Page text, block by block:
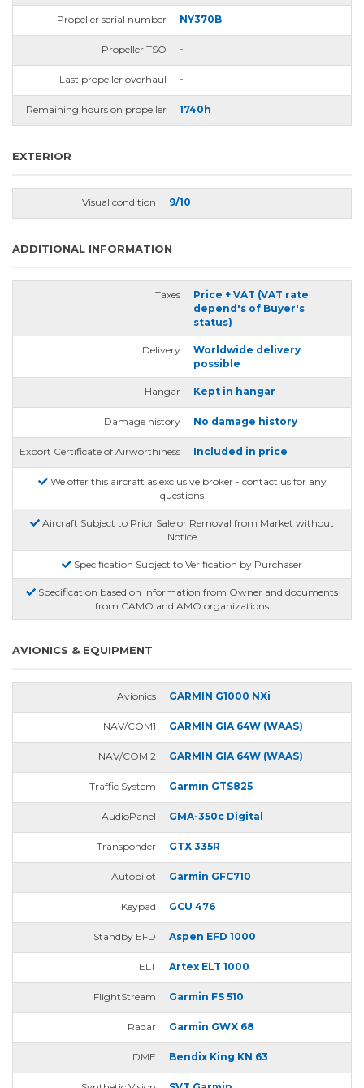
Propeller serial number NY370B
Propeller TSO -
Last propeller overhaul -
Remaining hours on propeller 1740h
EXTERIOR
Visual condition 9/10
ADDITIONAL INFORMATION
Taxes
Price + VAT (VAT rate
depend's of Buyer's
status)
Delivery
Worldwide delivery
possible
Hangar Kept in hangar
Damage history No damage history
Export Certificate of Airworthiness Included in price
We offer this aircraft as exclusive broker - contact us for any
questions
Aircraft Subject to Prior Sale or Removal from Market without
Notice
Specification Subject to Verification by Purchaser
Specification based on information from Owner and documents
from CAMO and AMO organizations
AVIONICS & EQUIPMENT
Avionics GARMIN G1000 NXi
NAV/COM1 GARMIN GIA 64W (WAAS)
NAV/COM 2 GARMIN GIA 64W (WAAS)
Traffic System Garmin GTS825
AudioPanel GMA-350c Digital
Transponder GTX 335R
Autopilot Garmin GFC710
Keypad GCU 476
Standby EFD Aspen EFD 1000
ELT Artex ELT 1000
FlightStream Garmin FS 510
Radar Garmin GWX 68
DME Bendix King KN 63